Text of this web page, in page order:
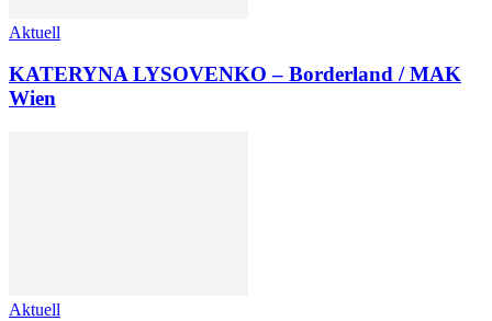
Aktuell
KATERYNA LYSOVENKO – Borderland / MAK
Wien
Aktuell